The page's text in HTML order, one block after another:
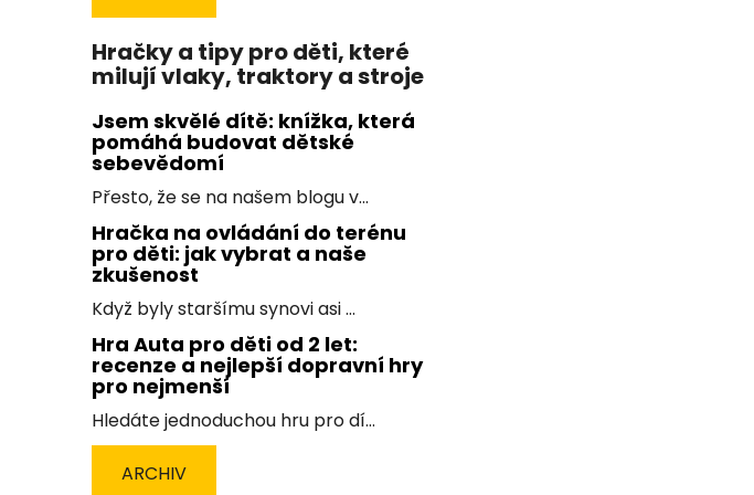
Hračky a tipy pro děti, které
milují vlaky, traktory a stroje
Jsem skvělé dítě: knížka, která
pomáhá budovat dětské
sebevědomí
Přesto, že se na našem blogu v...
Hračka na ovládání do terénu
pro děti: jak vybrat a naše
zkušenost
Když byly staršímu synovi asi ...
Hra Auta pro děti od 2 let:
recenze a nejlepší dopravní hry
pro nejmenší
Hledáte jednoduchou hru pro dí...
ARCHIV